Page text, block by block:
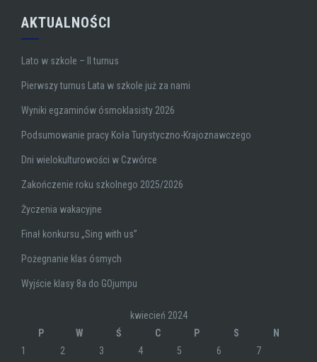
AKTUALNOŚCI
Lato w szkole – II turnus
Pierwszy turnus Lata w szkole już za nami
Wyniki egzaminów ósmoklasisty 2026
Podsumowanie pracy Koła Turystyczno-Krajoznawczego
Dni wielokulturowości w Czwórce
Zakończenie roku szkolnego 2025/2026
Życzenia wakacyjne
Finał konkursu „Sing with us”
Pożegnanie klas ósmych
Wyjście klasy 8a do GOjumpu
kwiecień 2024
P
W Ś C P S
N
1
2 3 4 5 6
7